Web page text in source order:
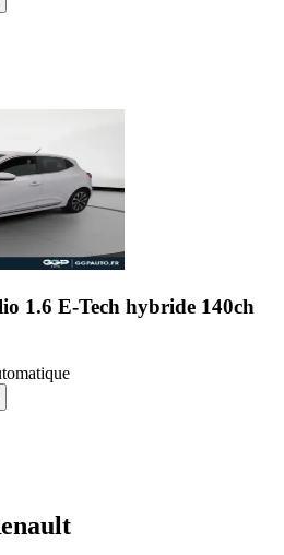
1.6 E-Tech hybride 140ch